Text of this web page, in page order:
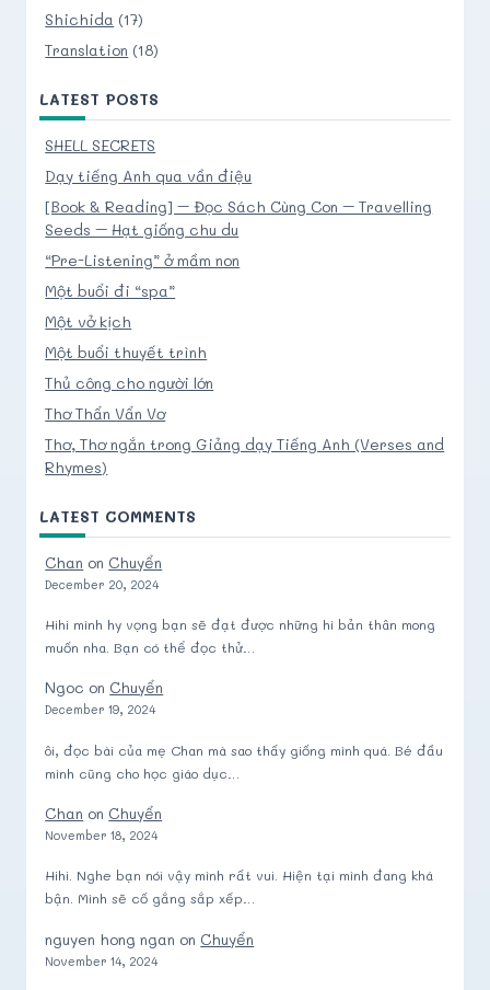
Shichida (17)
Translation (18)
LATEST POSTS
SHELL SECRETS
Dạy tiếng Anh qua vần điệu
[Book & Reading] – Đọc Sách Cùng Con – Travelling
Seeds – Hạt giống chu du
“Pre-Listening” ở mầm non
Một buổi đi “spa”
Một vở kịch
Một buổi thuyết trình
Thủ công cho người lớn
Thơ Thẩn Vẩn Vơ
Thơ, Thơ ngắn trong Giảng dạy Tiếng Anh (Verses and
Rhymes)
LATEST COMMENTS
Chan on Chuyển
December 20, 2024
Hihi mình hy vọng bạn sẽ đạt được những hì bản thân mong
muốn nha. Bạn có thể đọc thử…
Ngoc on Chuyển
December 19, 2024
ôi, đọc bài của mẹ Chan mà sao thấy giống mình quá. Bé đầu
mình cũng cho học giáo dục…
Chan on Chuyển
November 18, 2024
Hihi. Nghe bạn nói vậy mình rất vui. Hiện tại mình đang khá
bận. Mình sẽ cố gắng sắp xếp…
nguyen hong ngan on Chuyển
November 14, 2024